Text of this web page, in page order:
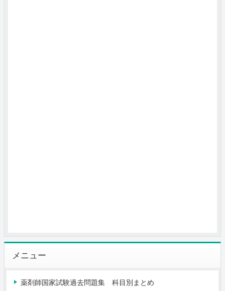
メニュー
薬剤師国家試験過去問題集 科目別まとめ